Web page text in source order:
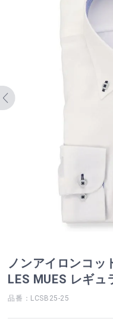
ノンアイロンコッ
LES MUES レギュ
品番：LCSB25-25